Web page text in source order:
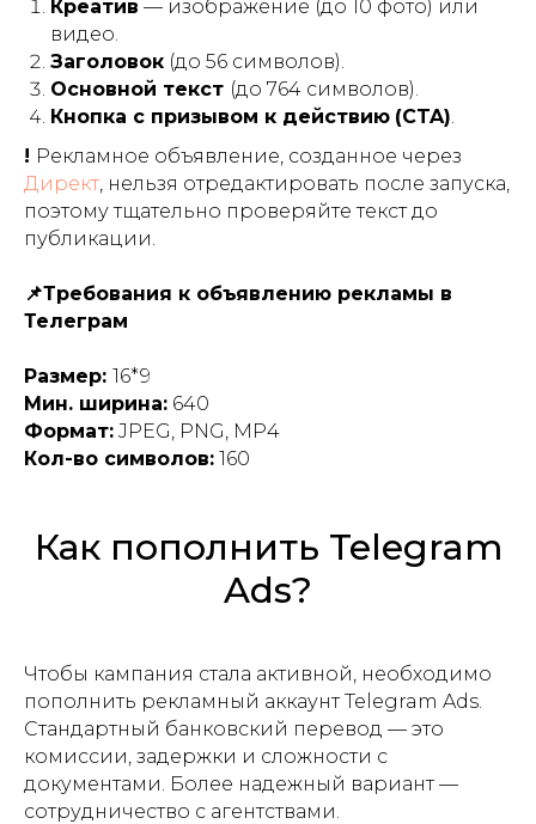
Креатив — изображение (до 10 фото) или
видео.
Заголовок (до 56 символов).
Основной текст (до 764 символов).
Кнопка с призывом к действию (CTA)
! Рекламное объявление, созданное через
Директ , нельзя отредактировать после запуска,
поэтому тщательно проверяйте текст до
публикации.
📌Требования к объявлению рекламы в
Телеграм
Размер: 16*9
Мин. ширина: 640
Формат: JPEG, PNG, MP4
Кол-во символов: 160
Как пополнить Telegram
Ads?
Чтобы кампания стала активной, необходимо
пополнить рекламный аккаунт Telegram Ads.
Стандартный банковский перевод — это
комиссии, задержки и сложности с
документами. Более надежный вариант —
сотрудничество с агентствами.